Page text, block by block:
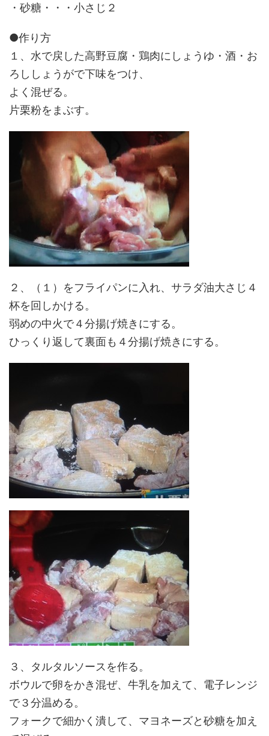
・砂糖・・・小さじ２
●作り方
１、水で戻した高野豆腐・鶏肉にしょうゆ・酒・お
ろししょうがで下味をつけ、
よく混ぜる。
片栗粉をまぶす。
２、（１）をフライパンに入れ、サラダ油大さじ４
杯を回しかける。
弱めの中火で４分揚げ焼きにする。
ひっくり返して裏面も４分揚げ焼きにする。
３、タルタルソースを作る。
ボウルで卵をかき混ぜ、牛乳を加えて、電子レンジ
で３分温める。
フォークで細かく潰して、マヨネーズと砂糖を加え